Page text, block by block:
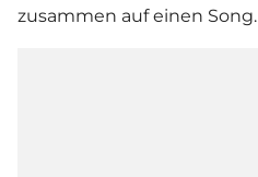
zusammen auf einen Song.